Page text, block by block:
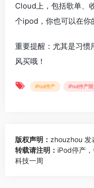
Cloud上，包括歌单、
个ipod，你也可以在你
重要提醒：尤其是习惯
风买哦！
iPod停产 iPod停产
版权声明： zhouzhou 发
转载请注明： iPod停产
科技一周